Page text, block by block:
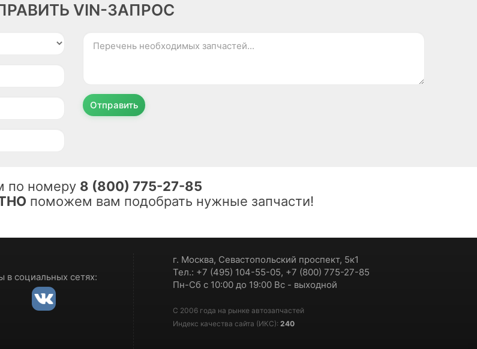
VIN-ЗАПРОС
Отправить
по номеру 8 (800) 775-27-85
поможем вам подобрать нужные запчасти!
в социальных сетях:
г. Москва, Севастопольский проспект, 5к1
Тел.: +7 (495) 104-55-05, +7 (800) 775-27-85
Пн-Сб с 10:00 до 19:00 Вс - выходной
С 2006 года на рынке автозапчастей
Индекс качества сайта (ИКС): 240